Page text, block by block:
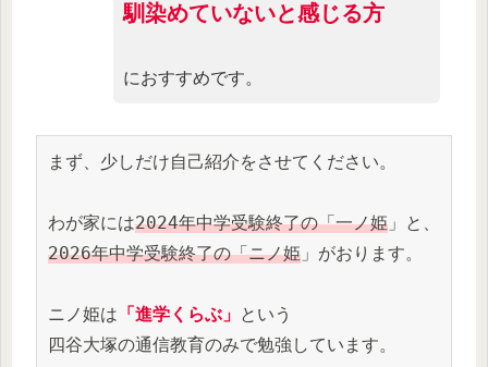
馴染めていないと感じる方
におすすめです。
まず、少しだけ自己紹介をさせてください。
わが家には2024年中学受験終了の「一ノ姫 」と、
2026年中学受験終了の「ニノ姫 」がおります。
ニノ姫は 「進学くらぶ」 という
四谷大塚の通信教育のみで勉強しています。